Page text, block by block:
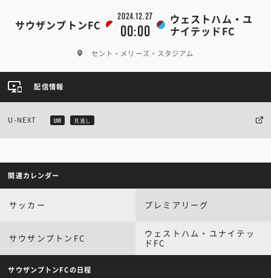
サウザンプトンFC
2024.12.27
00:00
ウェストハム・ユ
ナイテッドFC
セント・メリーズ・スタジアム
配信情報
U-NEXT LIVE 見逃し
関連カレンダー
サッカー プレミアリーグ
サウザンプトンFC
ウェストハム・ユナイテッ
ドFC
サウザンプトンFCの日程